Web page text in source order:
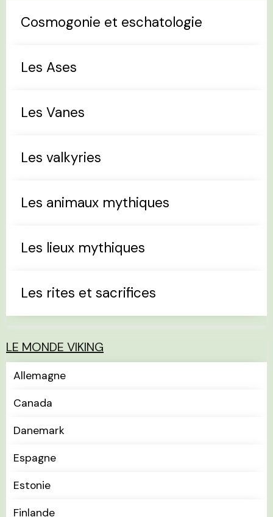
Cosmogonie et eschatologie
Les Ases
Les Vanes
Les valkyries
Les animaux mythiques
Les lieux mythiques
Les rites et sacrifices
LE MONDE VIKING
Allemagne
Canada
Danemark
Espagne
Estonie
Finlande